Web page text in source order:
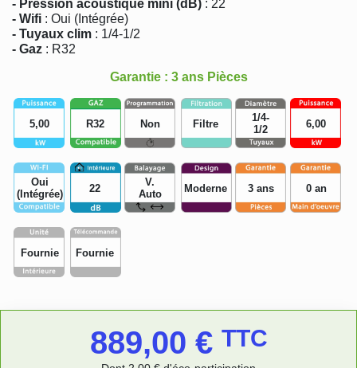
- Pression acoustique mini (dB) : 22
- Wifi : Oui (Intégrée)
- Tuyaux clim : 1/4-1/2
- Gaz : R32
Garantie : 3 ans Pièces
3 ans 0 an
5,00 6,00
Fournie Fournie
1/4-
1/2
Oui
(Intégrée)
Non
22 Moderne
V.
Auto
Filtre
R32
889,00 € TTC